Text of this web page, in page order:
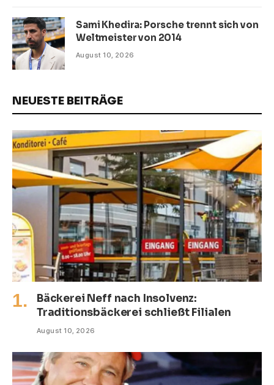
Sami Khedira: Porsche trennt sich von
Weltmeister von 2014
August 10, 2026
NEUESTE BEITRÄGE
Bäckerei Neff nach Insolvenz:
Traditionsbäckerei schließt Filialen
August 10, 2026